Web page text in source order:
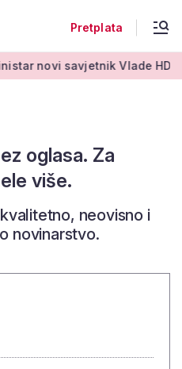
Pretplata
novi savjetnik Vlade HDZ-
oglasa. Za
više.
neovisno i
novinarstvo.